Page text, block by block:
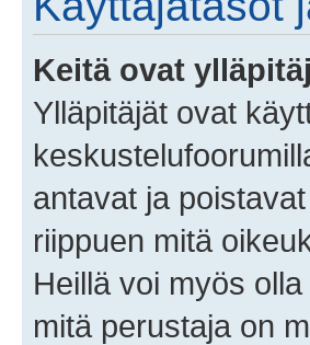
Keitä ovat
Ylläpitäjät ovat
antavat ja
riippuen mitä
Heillä voi myös
mitä perustaja on